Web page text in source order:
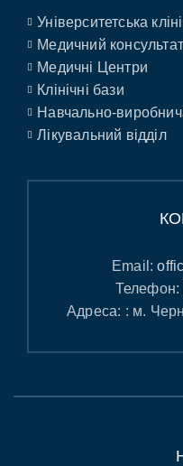
Університетська
Медичний
Медичні Центри
Клінічні бази
Навчально-
Лікувальний відділ
Email:
Телефон:
Адреса: : м.